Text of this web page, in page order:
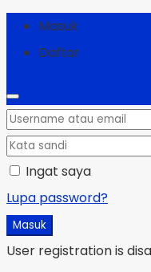
Masuk
Daftar
Ingat saya
Lupa password?
Masuk
User registration is